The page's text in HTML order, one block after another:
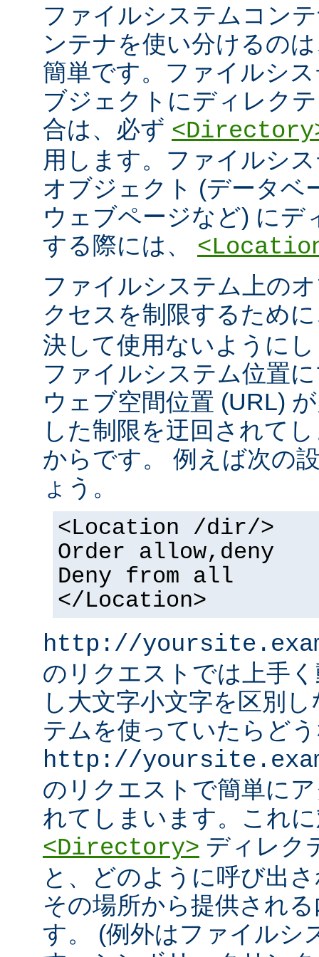
ファイルシステムコン
ンテナを使い分けるの
簡単です。ファイルシ
ブジェクトにディレク
合は、必ず
用します。ファイルシ
オブジェクト (データベ
ウェブページなど) にデ
する際には、
ファイルシステム上の
クセスを制限するため
決して使用ないように
ファイルシステム位置
ウェブ空間位置 (URL)
した制限を迂回されて
からです。 例えば次の
ょう。
<Location /dir/>
Order allow,deny
Deny from all
</Location>
http://
のリクエストでは上手
し大文字小文字を区別
テムを使っていたらど
http://
のリクエストで簡単に
れてしまいます。これ
<Directory> ディレク
と、どのように呼び出
その場所から提供され
す。 (例外はファイルシ